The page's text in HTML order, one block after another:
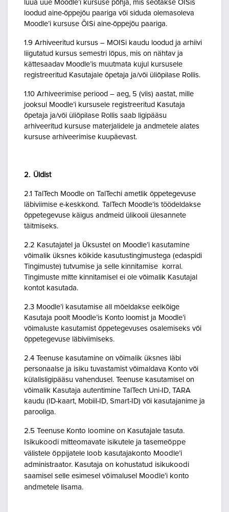
luua uue Moodle’i kursuse põhja, mis seotakse ÕISis
loodud aine-õppejõu paariga või siduda olemasoleva
Moodle’i kursuse ÕISi aine-õppejõu paariga.
1.9 Arhiveeritud kursus – MOISi kaudu loodud ja arhiivi
liigutatud kursus semestri lõpus, mis on nähtav ja
kättesaadav Moodle’is muutmata kujul kursusele
registreeritud Kasutajale õpetaja ja/või üliõpilase Rollis.
1.10 Arhiveerimise periood – aeg, 5 (viis) aastat, mille
jooksul Moodle’i kursusele registreeritud Kasutaja
õpetaja ja/või üliõpilase Rollis saab ligipääsu
arhiveeritud kursuse materjalidele ja andmetele alates
kursuse arhiveerimise kuupäevast.
2. Üldist
2.1 TalTech Moodle on TalTechi ametlik õppetegevuse
läbiviimise e-keskkond. TalTech Moodle’is töödeldakse
õppetegevuse käigus andmeid ülikooli ülesannete
täitmiseks.
2.2 Kasutajatel ja Üksustel on Moodle’i kasutamine
võimalik üksnes kõikide kasutustingimustega (edaspidi
Tingimuste) tutvumise ja selle kinnitamise korral.
Tingimuste mitte kinnitamisel ei ole võimalik Kasutajal
kontot kasutada.
2.3 Moodle’i kasutamise all mõeldakse eelkõige
Kasutaja poolt Moodle’is Konto loomist ja Moodle’i
võimaluste kasutamist õppetegevuses osalemiseks või
õppetegevuse läbiviimiseks.
2.4 Teenuse kasutamine on võimalik üksnes läbi
personaalse ja isiku tuvastamist võimaldava Konto või
külalisligipääsu vahendusel. Teenuse kasutamisel on
võimalik Kasutaja autentimine TalTech Uni-ID, TARA
kaudu (ID-kaart, Mobiil-ID, Smart-ID) või kasutajanime ja
parooliga.
2.5 Teenuse Konto loomine on Kasutajale tasuta.
Isikukoodi mitteomavate isikutele ja tasemeõppe
välistele õppijatele loob kasutajakonto Moodle’i
administraator. Kasutaja on kohustatud isikukoodi
saamisel selle esimesel võimalusel Moodle’i konto
andmetele lisama.